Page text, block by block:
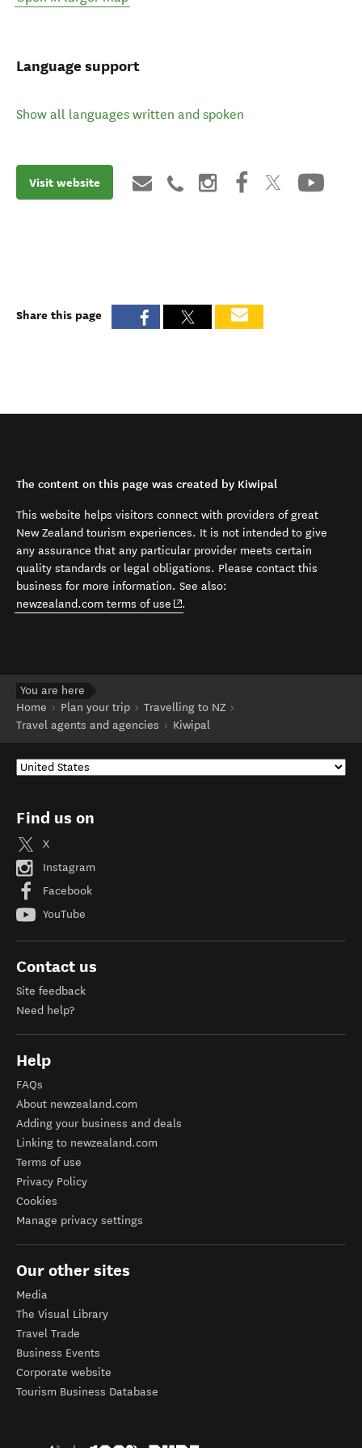
Language support
Show all languages written and spoken
Visit website
Share this page
The content on this page was created by Kiwipal
This website helps visitors connect with providers of great
New Zealand tourism experiences. It is not intended to give
any assurance that any particular provider meets certain
quality standards or legal obligations. Please contact this
business for more information. See also:
newzealand.com terms of use (opens in new window)
.
You are here
Home
Plan your trip
Travelling to NZ
Travel agents and agencies
Kiwipal
Find us on
X
Instagram
Facebook
YouTube
Contact us
Site feedback
Need help?
Help
FAQs
About newzealand.com
Adding your business and deals
Linking to newzealand.com
Terms of use
Privacy Policy
Cookies
Manage privacy settings
Our other sites
Media
The Visual Library
Travel Trade
Business Events
Corporate website
Tourism Business Database